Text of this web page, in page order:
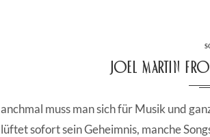
Joel Martin
anchmal muss man sich für Musik und
lüftet sofort sein Geheimnis, manche